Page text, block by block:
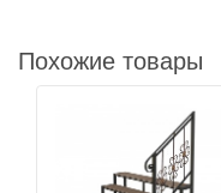
Похожие товары